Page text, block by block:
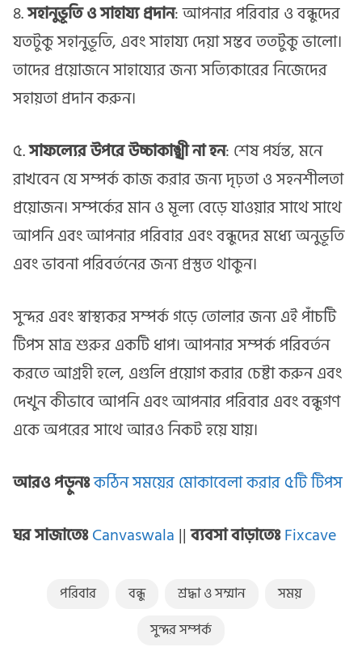
৪.সহানুভূতি ও সাহায্য প্রদান: আপনার পরিবার ও বন্ধুদের
যতটুকু সহানুভূতি, এবং সাহায্য দেয়া সম্ভব ততটুকু ভালো।
তাদের প্রয়োজনে সাহায্যের জন্য সত্যিকারের নিজেদের
সহায়তা প্রদান করুন।
৫.সাফল্যের উপরে উচ্চাকাঙ্খী না হন: শেষ পর্যন্ত, মনে
রাখবেন যে সম্পর্ক কাজ করার জন্য দৃঢ়তা ও সহনশীলতা
প্রয়োজন। সম্পর্কের মান ও মূল্য বেড়ে যাওয়ার সাথে সাথে
আপনি এবং আপনার পরিবার এবং বন্ধুদের মধ্যে অনুভূতি
এবং ভাবনা পরিবর্তনের জন্য প্রস্তুত থাকুন।
সুন্দর এবং স্বাস্থ্যকর সম্পর্ক গড়ে তোলার জন্য এই পাঁচটি
টিপস মাত্র শুরুর একটি ধাপ। আপনার সম্পর্ক পরিবর্তন
করতে আগ্রহী হলে, এগুলি প্রয়োগ করার চেষ্টা করুন এবং
দেখুন কীভাবে আপনি এবং আপনার পরিবার এবং বন্ধুগণ
একে অপরের সাথে আরও নিকট হয়ে যায়।
আরও পড়ুনঃকঠিন সময়ের মোকাবেলা করার ৫টি টিপস
ঘর সাজাতেঃCanvaswala ||ব্যবসা বাড়াতেঃFixcave
পরিবার বন্ধু শ্রদ্ধা ও সম্মান
সময়
সুন্দর সম্পর্ক